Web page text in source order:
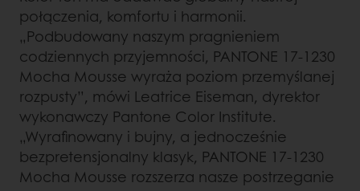
połączenia, komfortu i harmonii.
„Podbudowany naszym pragnieniem
codziennych przyjemności, PANTONE 17-1230
Mocha Mousse wyraża poziom przemyślanej
rozpusty”, mówi Leatrice Eiseman, dyrektor
wykonawczy Pantone Color Institute.
„Wyrafinowany i bujny, a jednocześnie
bezpretensjonalny klasyk, PANTONE 17-1230
Mocha Mousse rozszerza nasze postrzeganie